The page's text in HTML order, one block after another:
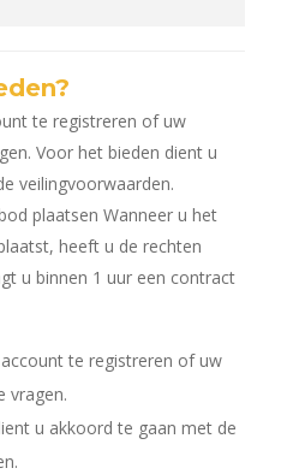
te registreren of uw
Voor het bieden dient u
veilingvoorwaarden.
plaatsen Wanneer u het
heeft u de rechten
u binnen 1 uur een contract
te registreren of uw
vragen.
u akkoord te gaan met de